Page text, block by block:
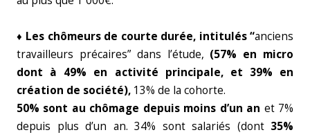
♦ Les chômeurs de courte durée, intitulés “anciens
travailleurs précaires” dans l’étude, (57% en micro
dont à 49% en activité principale, et 39% en
création de société), 13% de la cohorte.
50% sont au chômage depuis moins d’un an et 7%
depuis plus d’un an. 34% sont salariés (dont 35%